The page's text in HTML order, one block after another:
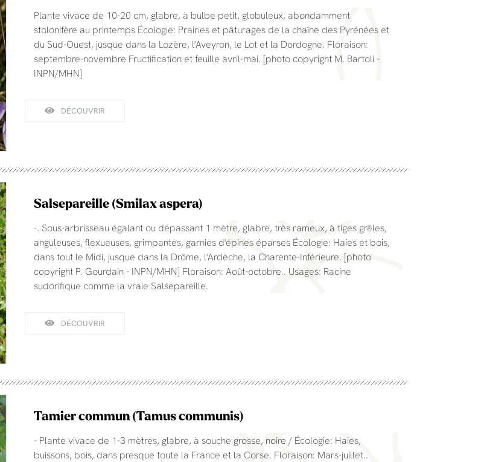
Plante vivace de 10-20 cm, glabre, à bulbe petit, globuleux, abondamment
stolonifère au printemps Écologie: Prairies et pâturages de la chaîne des Pyrénées et
du Sud-Ouest, jusque dans la Lozère, l'Aveyron, le Lot et la Dordogne. Floraison:
septembre-novembre Fructification et feuille avril-mai. [photo copyright M. Bartoli -
INPN/MHN]
DÉCOUVRIR
Salsepareille (Smilax aspera)
-. Sous-arbrisseau égalant ou dépassant 1 mètre, glabre, très rameux, à tiges grêles,
anguleuses, flexueuses, grimpantes, garnies d'épines éparses Écologie: Haies et bois,
dans tout le Midi, jusque dans la Drôme, l'Ardèche, la Charente-Inférieure. [photo
copyright P. Gourdain - INPN/MHN] Floraison: Août-octobre.. Usages: Racine
sudorifique comme la vraie Salsepareille.
DÉCOUVRIR
Tamier commun (Tamus communis)
- Plante vivace de 1-3 mètres, glabre, à souche grosse, noire / Écologie: Haies,
buissons, bois, dans presque toute la France et la Corse. Floraison: Mars-juillet..